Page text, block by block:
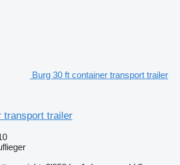
Burg 30 ft container transport trailer
transport trailer